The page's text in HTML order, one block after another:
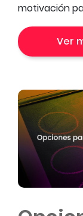
motivación
Ver